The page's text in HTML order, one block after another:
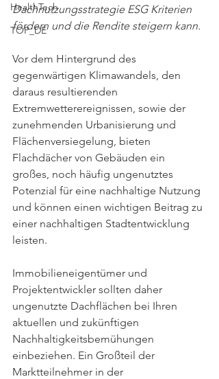
HealthTech
TOP_DE
Dachnutzungsstrategie ESG Kriterien
fördern und die Rendite steigern kann.
Vor dem Hintergrund des
gegenwärtigen Klimawandels, den
daraus resultierenden
Extremwetterereignissen, sowie der
zunehmenden Urbanisierung und
Flächenversiegelung, bieten
Flachdächer von Gebäuden ein
großes, noch häufig ungenutztes
Potenzial für eine nachhaltige Nutzung
und können einen wichtigen Beitrag zu
einer nachhaltigen Stadtentwicklung
leisten.
Immobilieneigentümer und
Projektentwickler sollten daher
ungenutzte Dachflächen bei Ihren
aktuellen und zukünftigen
Nachhaltigkeitsbemühungen
einbeziehen. Ein Großteil der
Marktteilnehmer in der